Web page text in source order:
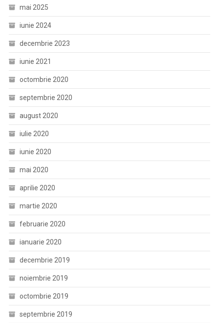
Poliție
mai 2025
iunie 2024
decembrie 2023
iunie 2021
octombrie 2020
septembrie 2020
august 2020
iulie 2020
iunie 2020
mai 2020
aprilie 2020
martie 2020
februarie 2020
ianuarie 2020
decembrie 2019
noiembrie 2019
octombrie 2019
septembrie 2019